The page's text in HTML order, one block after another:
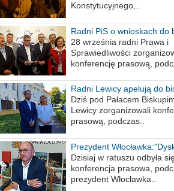
Konstytucyjnego,..
Radni PiS o wnioskach do
miasta na 2021 rok
28 września radni Prawa i
Sprawiedliwości
konferencję prasową,
Radni Lewicy apelują do
Wiesława Meringa
Dziś pod Pałacem
Lewicy zorganizowali
prasową, podczas..
Prezydent
nie obrażajmy się”
Dzisiaj w ratuszu odbyła
konferencja prasowa,
prezydent Włocławka..